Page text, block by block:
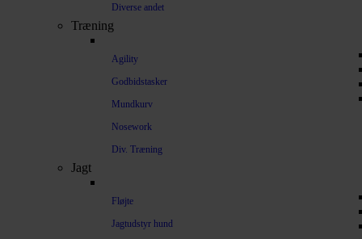
Diverse andet
Træning
Agility
Godbidstasker
Mundkurv
Nosework
Div. Træning
Jagt
Fløjte
Jagtudstyr hund